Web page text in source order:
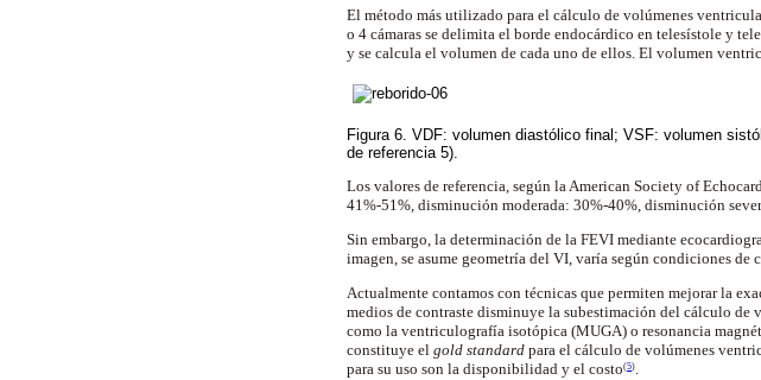
El método más utilizado para el cálculo de volúmenes
o 4 cámaras se delimita el borde endocárdico en telesístole y
y se calcula el volumen de cada uno de ellos. El volumen
Figura 6. VDF: volumen diastólico final; VSF: volumen
de referencia 5).
Los valores de referencia, según la American Society of
41%-51%, disminución moderada: 30%-40%, disminución
Sin embargo, la determinación de la FEVI mediante
imagen, se asume geometría del VI, varía según condiciones
Actualmente contamos con técnicas que permiten mejorar la
medios de contraste disminuye la subestimación del cálculo
como la ventriculografía isotópica (MUGA) o resonancia
constituye el gold standard para el cálculo de volúmenes
para su uso son la disponibilidad y el costo(5).